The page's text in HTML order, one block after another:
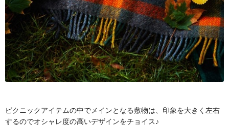
ピクニックアイテムの中でメインとなる敷物は、印象を大きく左右
するのでオシャレ度の高いデザインをチョイス♪